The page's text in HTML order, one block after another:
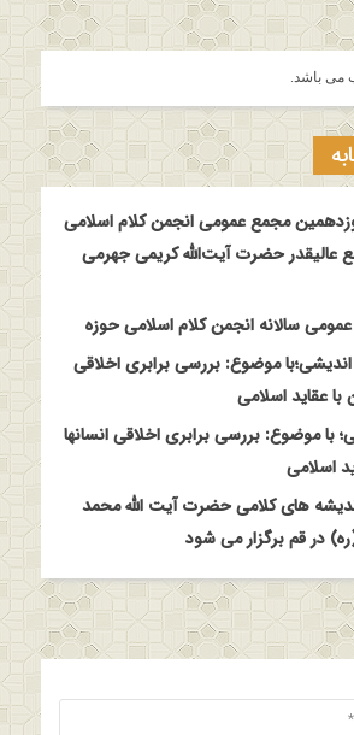
باشد.
مجمع عمومی انجمن کلام اسلامی
عالیقدر حضرت آیت‌الله کریمی جهرمی
سالانه انجمن کلام اسلامی حوزه
موضوع: بررسی برابری اخلاقی
با عقاید اسلامی
با موضوع: بررسی برابری اخلاقی انسانها
اسلامی
های کلامی حضرت آیت الله محمد
در قم برگزار می شود